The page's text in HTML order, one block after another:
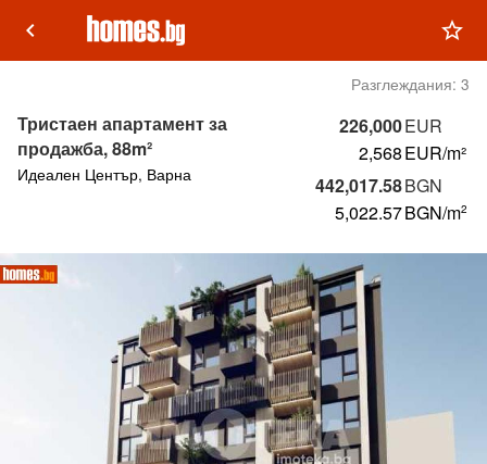
keyboard_arrow_left star_outline
Разглеждания: 3
226,000EUR
2,568EUR/m²
442,017.58BGN
5,022.57BGN/m2
Тристаен апартамент за
продажба, 88m²
Идеален Център, Варна